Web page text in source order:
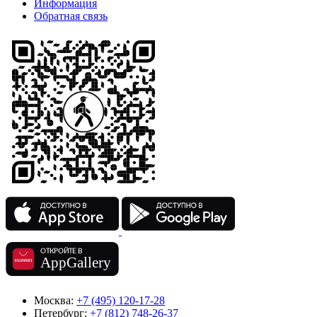
Информация
Обратная связь
Москва: +7 (495) 120-17-28
Петербург: +7 (812) 748-26-37